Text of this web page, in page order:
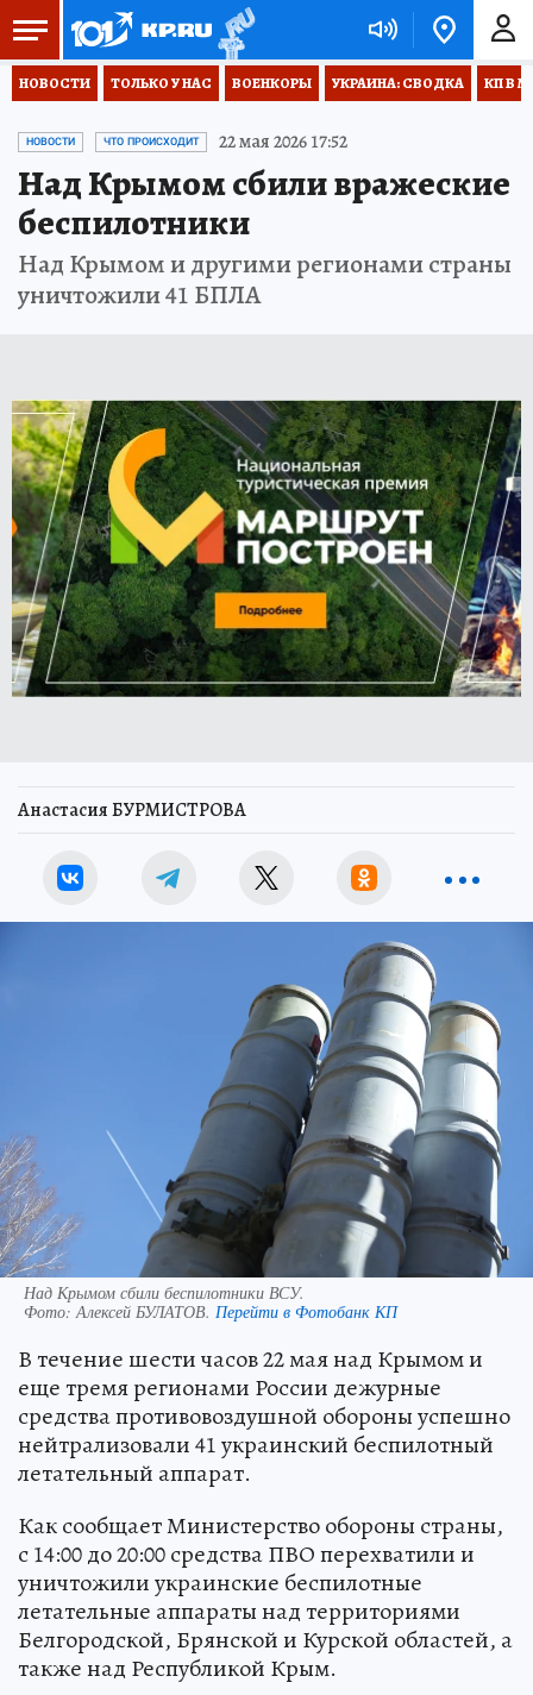
НОВОСТИ ТОЛЬКО У НАС ВОЕНКОРЫ УКРАИНА: СВОДКА КП В
НОВОСТИ ЧТО ПРОИСХОДИТ 22 мая 2026 17:52
Над Крымом сбили вражеские
беспилотники
Над Крымом и другими регионами страны
уничтожили 41 БПЛА
Анастасия БУРМИСТРОВА
Над Крымом сбили беспилотники ВСУ.
Фото:Алексей БУЛАТОВ. Перейти в Фотобанк КП
В течение шести часов 22 мая над Крымом и
еще тремя регионами России дежурные
средства противовоздушной обороны успешно
нейтрализовали 41 украинский беспилотный
летательный аппарат.
Как сообщает Министерство обороны страны,
с 14:00 до 20:00 средства ПВО перехватили и
уничтожили украинские беспилотные
летательные аппараты над территориями
Белгородской, Брянской и Курской областей, а
также над Республикой Крым.